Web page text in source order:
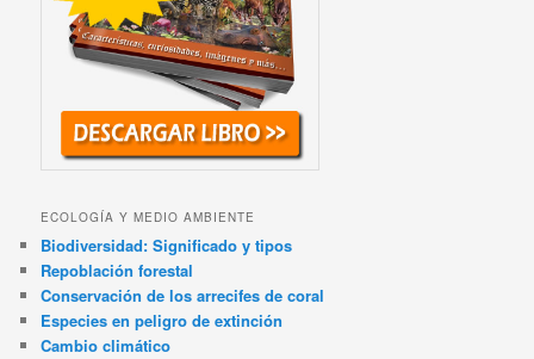
ECOLOGÍA Y MEDIO AMBIENTE
Biodiversidad: Significado y tipos
Repoblación forestal
Conservación de los arrecifes de coral
Especies en peligro de extinción
Cambio climático